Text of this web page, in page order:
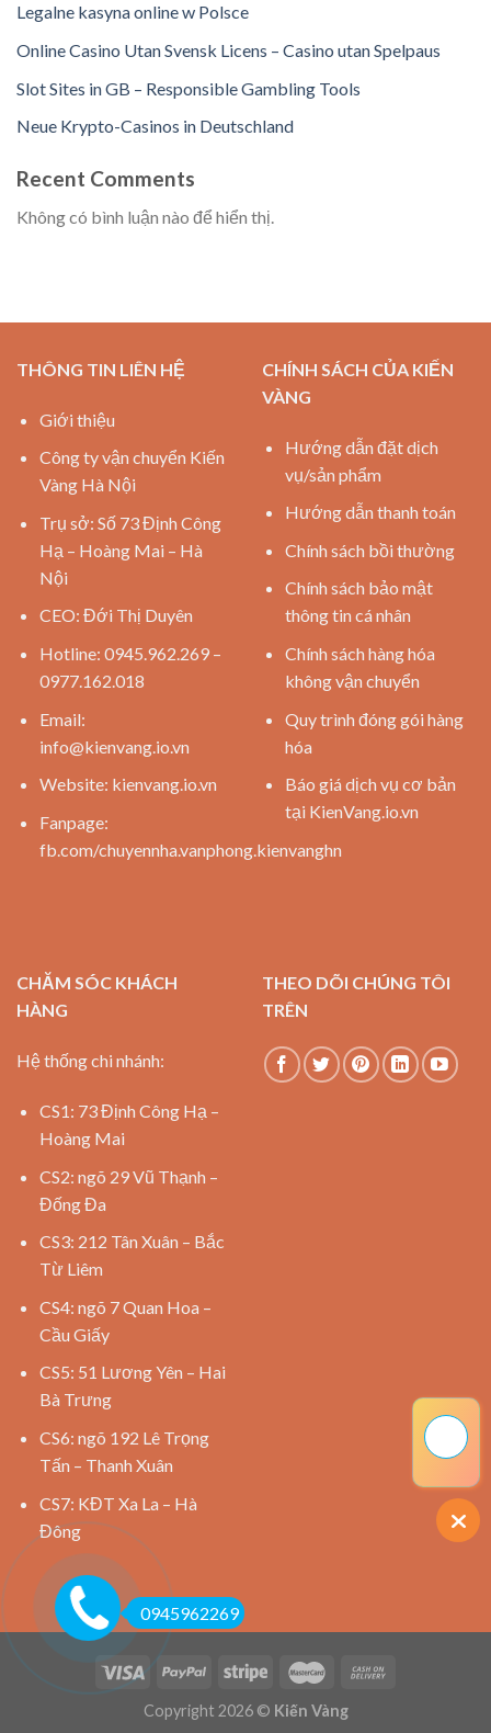
Legalne kasyna online w Polsce
Online Casino Utan Svensk Licens – Casino utan Spelpaus
Slot Sites in GB – Responsible Gambling Tools
Neue Krypto-Casinos in Deutschland
Recent Comments
Không có bình luận nào để hiển thị.
THÔNG TIN LIÊN HỆ
Giới thiệu
Công ty vận chuyển Kiến
Vàng Hà Nội
Trụ sở: Số 73 Định Công
Hạ – Hoàng Mai – Hà
Nội
CEO: Đới Thị Duyên
Hotline: 0945.962.269 –
0977.162.018
Email:
info@kienvang.io.vn
Website: kienvang.io.vn
Fanpage:
fb.com/chuyennha.vanphong.kienvanghn
CHÍNH SÁCH CỦA KIẾN
VÀNG
Hướng dẫn đặt dịch
vụ/sản phẩm
Hướng dẫn thanh toán
Chính sách bồi thường
Chính sách bảo mật
thông tin cá nhân
Chính sách hàng hóa
không vận chuyển
Quy trình đóng gói hàng
hóa
Báo giá dịch vụ cơ bản
tại KienVang.io.vn
CHĂM SÓC KHÁCH
HÀNG
Hệ thống chi nhánh:
CS1: 73 Định Công Hạ –
Hoàng Mai
CS2: ngõ 29 Vũ Thạnh –
Đống Đa
CS3: 212 Tân Xuân – Bắc
Từ Liêm
CS4: ngõ 7 Quan Hoa –
Cầu Giấy
CS5: 51 Lương Yên – Hai
Bà Trưng
CS6: ngõ 192 Lê Trọng
Tấn – Thanh Xuân
CS7: KĐT Xa La – Hà
Đông
THEO DÕI CHÚNG TÔI
TRÊN
Copyright 2026 © Kiến Vàng
0945962269